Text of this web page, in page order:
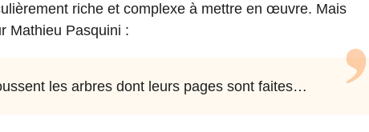
riche et complexe à mettre en œuvre. Mais
Mathieu Pasquini :
les arbres dont leurs pages sont faites…